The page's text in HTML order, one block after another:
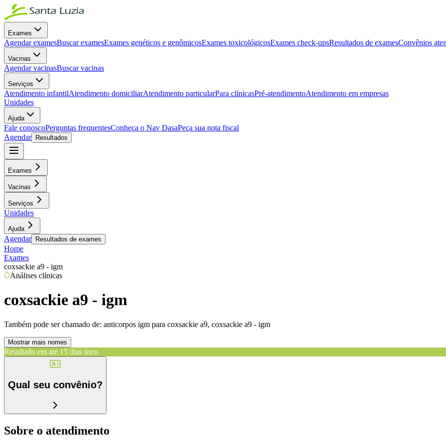
Exames
Agendar examesBuscar examesExames genéticos e genômicosExames toxicológicosExames check-upsResultados de examesConvênios
Vacinas
Agendar vacinasBuscar vacinas
Serviços
Atendimento infantilAtendimento domiciliarAtendimento particularPara clínicasPré-atendimentoAtendimento em empresas
Unidades
Ajuda
Fale conoscoPerguntas frequentesConheça o Nav DasaPeça sua nota fiscal
Agendar
Resultados
Exames
Vacinas
Serviços
Unidades
Ajuda
Agendar Resultados de exames
Home
Exames
coxsackie a9 - igm
Análises clínicas
coxsackie a9 - igm
Também pode ser chamado de: anticorpos igm para coxsackie a9, coxsackie a9 - igm
Mostrar mais nomes
Resultado em até 15 dias úteis
Qual seu convênio?
Sobre o atendimento